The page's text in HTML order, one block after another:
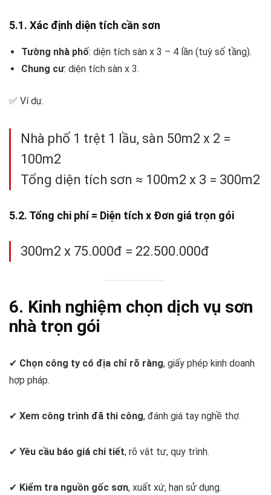
5.1. Xác định diện tích cần sơn
Tường nhà phố: diện tích sàn x 3 – 4 lần (tuỳ số tầng).
Chung cư: diện tích sàn x 3.
✅ Ví dụ:
Nhà phố 1 trệt 1 lầu, sàn 50m2 x 2 =
100m2
Tổng diện tích sơn ≈ 100m2 x 3 = 300m2
5.2. Tổng chi phí = Diện tích x Đơn giá trọn gói
300m2 x 75.000đ = 22.500.000đ
6. Kinh nghiệm chọn dịch vụ sơn
nhà trọn gói
✔ Chọn công ty có địa chỉ rõ ràng, giấy phép kinh doanh
hợp pháp.
✔ Xem công trình đã thi công, đánh giá tay nghề thợ.
✔ Yêu cầu báo giá chi tiết, rõ vật tư, quy trình.
✔ Kiểm tra nguồn gốc sơn, xuất xứ, hạn sử dụng.